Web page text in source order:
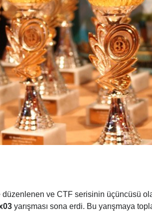
ve CTF serisinin üçüncüsü
yarışması sona erdi. Bu yarışmaya